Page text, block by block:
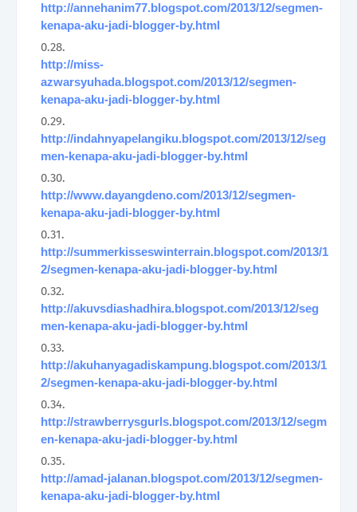
http://annehanim77.blogspot.com/2013/12/segmen-
kenapa-aku-jadi-blogger-by.html
http://miss-
azwarsyuhada.blogspot.com/2013/12/segmen-
kenapa-aku-jadi-blogger-by.html
http://indahnyapelangiku.blogspot.com/2013/12/seg
men-kenapa-aku-jadi-blogger-by.html
http://www.dayangdeno.com/2013/12/segmen-
kenapa-aku-jadi-blogger-by.html
http://summerkisseswinterrain.blogspot.com/2013/1
2/segmen-kenapa-aku-jadi-blogger-by.html
http://akuvsdiashadhira.blogspot.com/2013/12/seg
men-kenapa-aku-jadi-blogger-by.html
http://akuhanyagadiskampung.blogspot.com/2013/1
2/segmen-kenapa-aku-jadi-blogger-by.html
http://strawberrysgurls.blogspot.com/2013/12/segm
en-kenapa-aku-jadi-blogger-by.html
http://amad-jalanan.blogspot.com/2013/12/segmen-
kenapa-aku-jadi-blogger-by.html